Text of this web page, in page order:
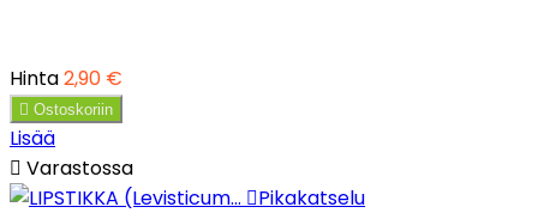
Hinta2,90 €
 Ostoskoriin
Lisää
 Varastossa
Pikakatselu